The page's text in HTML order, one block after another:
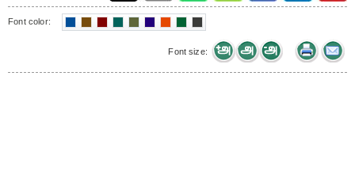
Font color:
Font size: